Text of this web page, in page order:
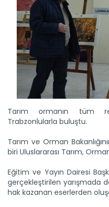
Tarım ormanın tüm
Trabzonlularla buluştu.
Tarım ve Orman
biri Uluslararası Tarım,
Eğitim ve Yayın Dairesi
gerçekleştirilen yarışmada
hak kazanan eserlerden
Sulama projesinde sona...
Tarım ve Orman Bakanlığı
Devamını Oku ->